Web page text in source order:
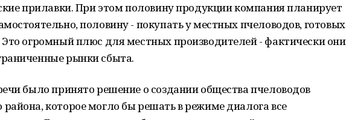
прилавки. При этом половину продукции компания планирует
половину - покупать у местных пчеловодов, готовых
Это огромный плюс для местных производителей - фактически они
рынки сбыта.
было принято решение о создании общества пчеловодов
которое могло бы решать в режиме диалога все